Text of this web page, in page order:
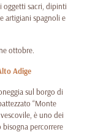
oggetti sacri, dipinti
artigiani spagnoli e
ottobre.
Adige
sul borgo di
“Monte
è uno dei
bisogna percorrere